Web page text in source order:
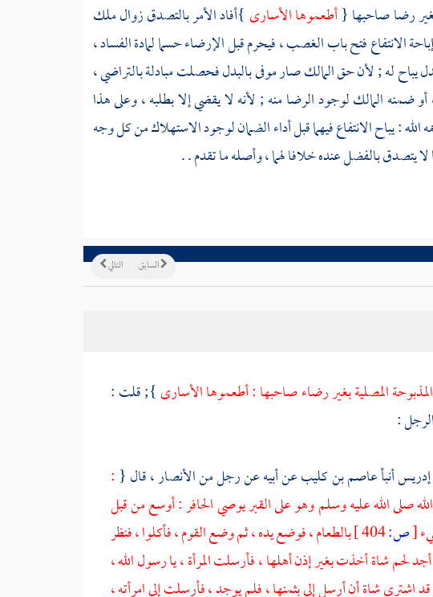
بغير رضا صاحبها {أطعموها الأسارى }أفاد الأمر بالتصدق زوال ملك
الانتفاع فتح باب الغصب ، فيحرم قبل الإرضاء حسما لمادة الفساد ،
يباح له ; لأن حق المالك صار موفى بالبدل فحصلت مبادلة بالتراضي ،
ضمنه المالك لوجود الرضا منه ; لأنه لا يقضي إلا بطلبه ، وعلى هذا
الله : يباح الانتفاع فيهما قبل أداء الضمان لوجود الاستهلاك من كل وجه
يتصدق بالفضل عنده خلافا لهما ، وأصله ما تقدم . .
التالي السابق
المصلية بغير رضاء صاحبها : أطعموها الأسارى}; قلت :
:
إدريسأنبأعاصم بن كليبعن أبيه عن رجل منالأنصار، قال {:
صلى الله عليه وسلم وهو على القبر يوصي الحافر : أوسع من قبل
[ص:404 ]
بالطعام ، فوضع يده ، ثم وضع القوم ، فأكلوا ، فنظر
لحم شاة أخذت بغير إذن أهلها ، فأرسلت المرأة ، يا رسول الله ،
اشترى شاة أن أرسل إلي بثمنها ، فلم يوجد ، فأرسلت إلى امرأته ،